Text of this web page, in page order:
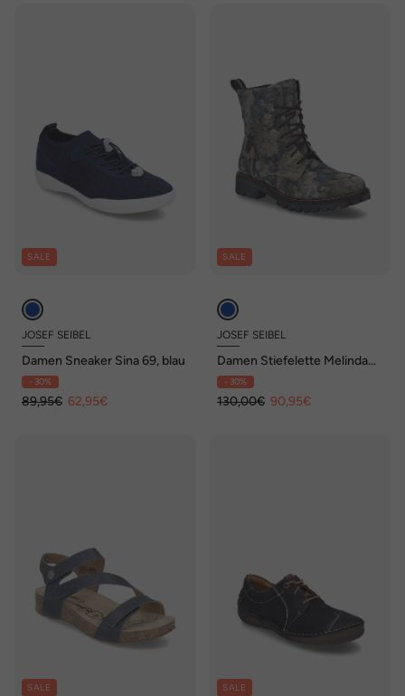
SALE
JOSEF SEIBEL
Damen Sneaker Sina 69, blau
- 30%
89,95€ 62,95€
SALE
JOSEF SEIBEL
Damen Stiefelette Melinda
02, blau-multi
- 30%
130,00€ 90,95€
SALE SALE